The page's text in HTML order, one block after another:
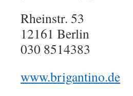
Rheinstr. 53
12161 Berlin
030 8514383
www.brigantino.de